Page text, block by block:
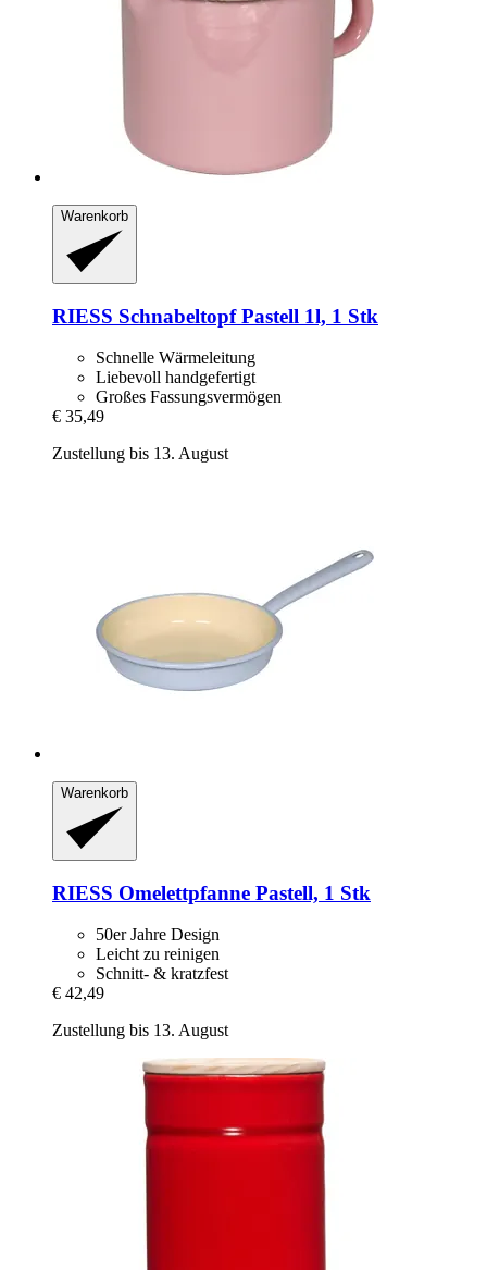
Warenkorb
RIESS Schnabeltopf Pastell 1l, 1 Stk
Schnelle Wärmeleitung
Liebevoll handgefertigt
Großes Fassungsvermögen
€ 35,49
Zustellung bis 13. August
Warenkorb
RIESS Omelettpfanne Pastell, 1 Stk
50er Jahre Design
Leicht zu reinigen
Schnitt- & kratzfest
€ 42,49
Zustellung bis 13. August